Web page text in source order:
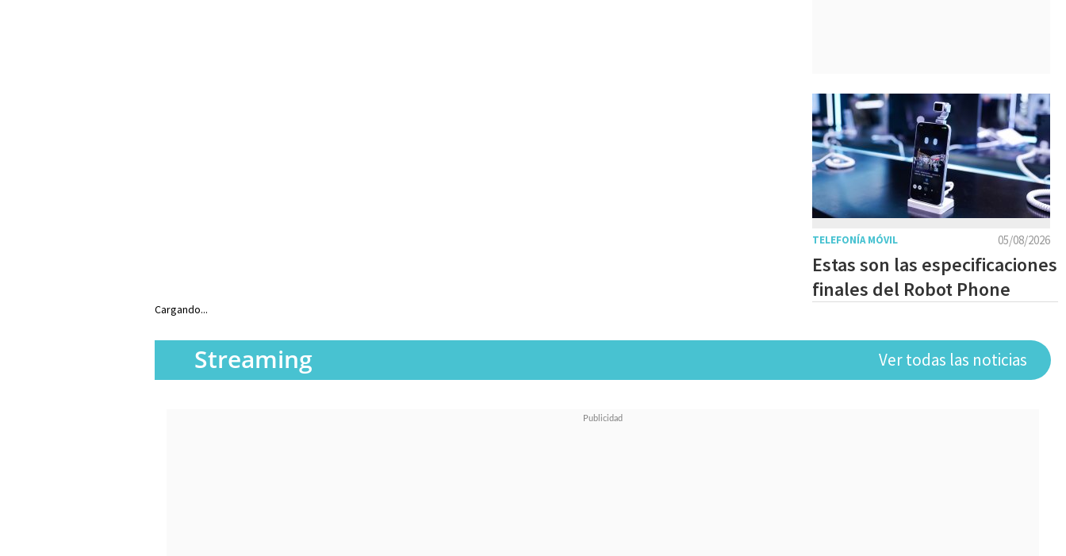
05/08/2026
TELEFONÍA MÓVIL
Estas son las especificaciones
finales del Robot Phone
Cargando...
Ver todas las noticias
Streaming